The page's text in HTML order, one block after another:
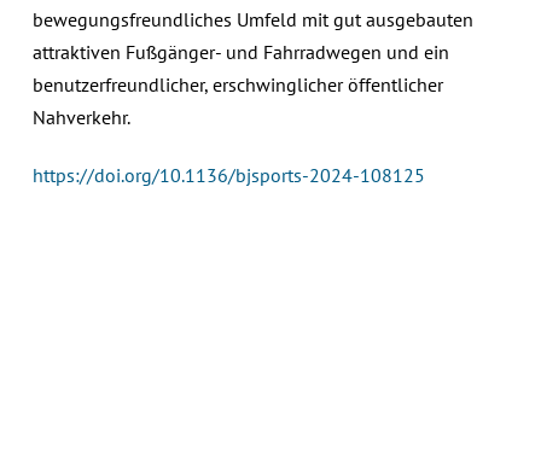
bewegungsfreundliches Umfeld mit gut ausgebauten
attraktiven Fußgänger- und Fahrradwegen und ein
benutzerfreundlicher, erschwinglicher öffentlicher
Nahverkehr.
https://doi.org/10.1136/bjsports-2024-108125